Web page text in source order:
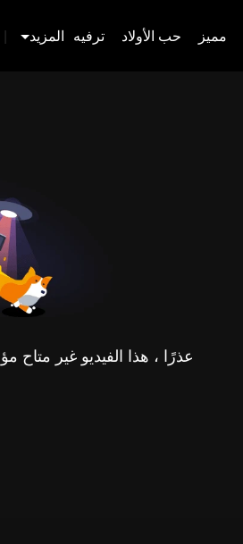
مميز حب الأولاد ترفيه المزيد |
عذرًا ، هذا الفيديو غير